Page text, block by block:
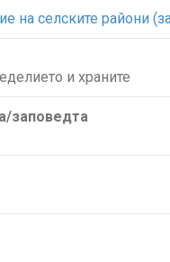
на селските райони
и храните
заповедта